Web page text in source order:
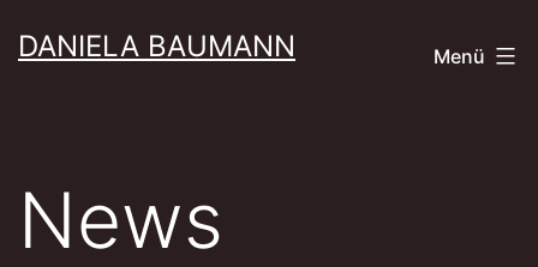
Inhalt
DANIELA BAUMANN Menü
News